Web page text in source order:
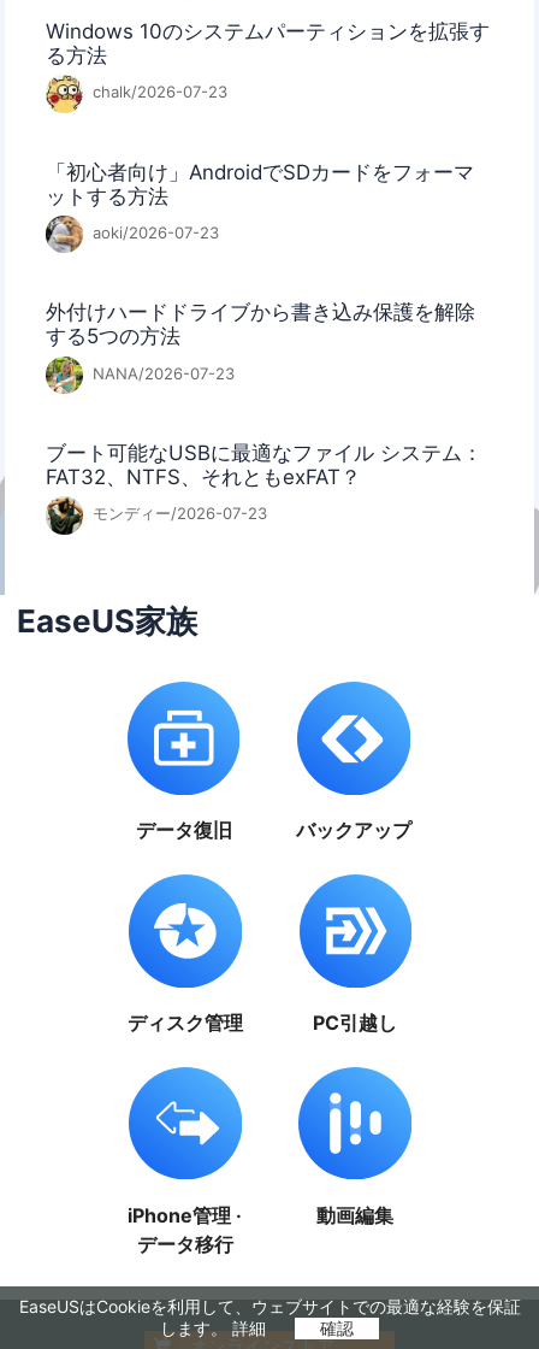
EaseUSはCookieを利用して、ウェブサイトでの最適な経験を保証
します。 詳細 確認
Windows 10のシステムパーティションを拡張す
る方法
chalk/2026-07-23
「初心者向け」AndroidでSDカードをフォーマ
ットする方法
aoki/2026-07-23
外付けハードドライブから書き込み保護を解除
する5つの方法
NANA/2026-07-23
ブート可能なUSBに最適なファイル システム：
FAT32、NTFS、それともexFAT？
モンディー/2026-07-23
EaseUS家族
データ復旧 バックアップ
ディスク管理 PC引越し
iPhone管理 ·
データ移行
動画編集
